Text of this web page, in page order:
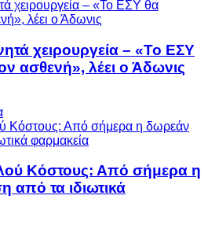
χειρουργεία – «Το ΕΣΥ
ασθενή», λέει ο Άδωνις
Κόστους: Από σήμερα η
από τα ιδιωτικά